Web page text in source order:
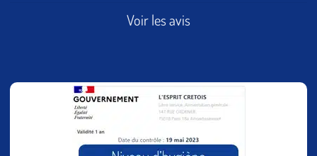
Voir les avis